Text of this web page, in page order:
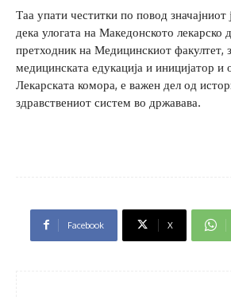
Таа упати честитки по повод значајниот
дека улогата на Македонското лекарско
претходник на Медицинскиот факултет,
медицинската едукација и иницијатор и
Лекарската комора, е важен дел од
здравствениот систем во државава.
Facebook X